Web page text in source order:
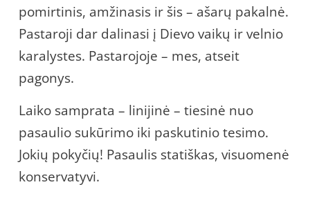
pomirtinis, amžinasis ir šis – ašarų pakalnė.
Pastaroji dar dalinasi į Dievo vaikų ir velnio
karalystes. Pastarojoje – mes, atseit
pagonys.
Laiko samprata – linijinė – tiesinė nuo
pasaulio sukūrimo iki paskutinio tesimo.
Jokių pokyčių! Pasaulis statiškas, visuomenė
konservatyvi.